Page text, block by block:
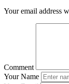
Your email address
Comment
Your Name